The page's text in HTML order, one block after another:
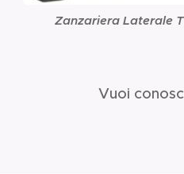
Zanzariera Laterale
Vuoi